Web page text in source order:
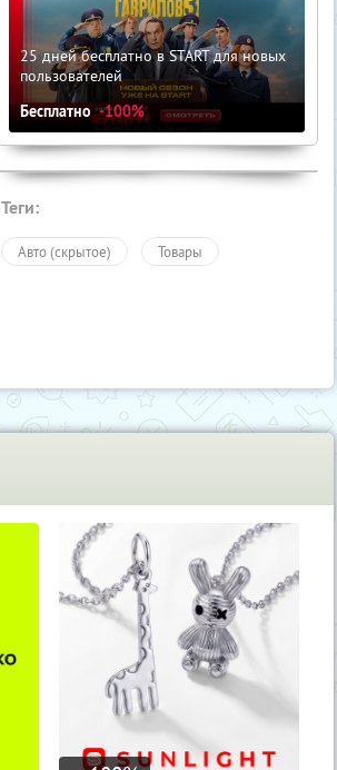
25 дней бесплатно в START для новых
пользователей
Бесплатно -100%
Теги:
Авто (скрытое) Товары